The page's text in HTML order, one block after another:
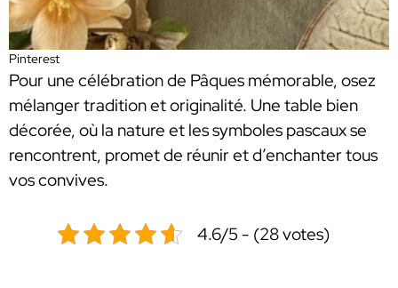
Pinterest
Pour une célébration de Pâques mémorable, osez
mélanger tradition et originalité. Une table bien
décorée, où la nature et les symboles pascaux se
rencontrent, promet de réunir et d’enchanter tous
vos convives.
4.6/5 - (28 votes)